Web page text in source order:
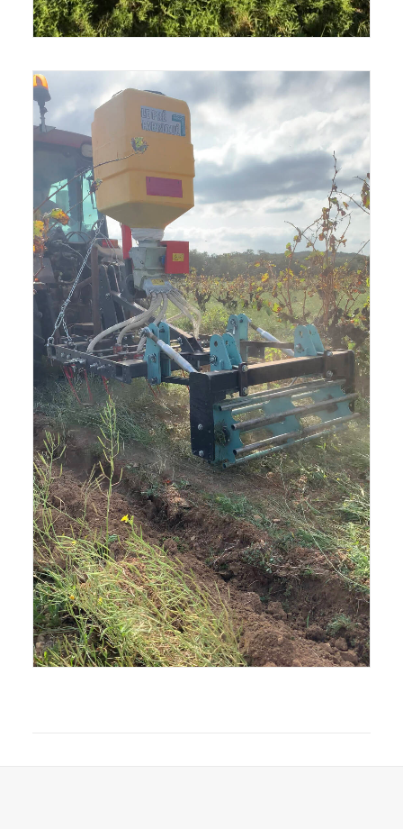
Sur une végétation spontanée et très présente, la
herse et le rouleau couchent les végétaux pour
créer un paillage.